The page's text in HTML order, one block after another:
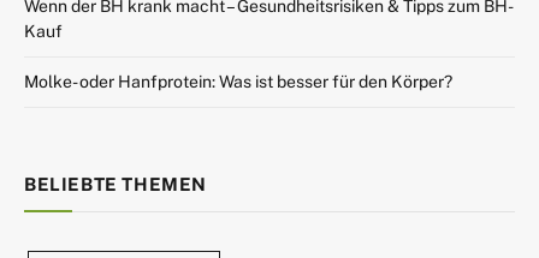
Wenn der BH krank macht – Gesundheitsrisiken & Tipps zum BH-
Kauf
Molke- oder Hanfprotein: Was ist besser für den Körper?
BELIEBTE THEMEN